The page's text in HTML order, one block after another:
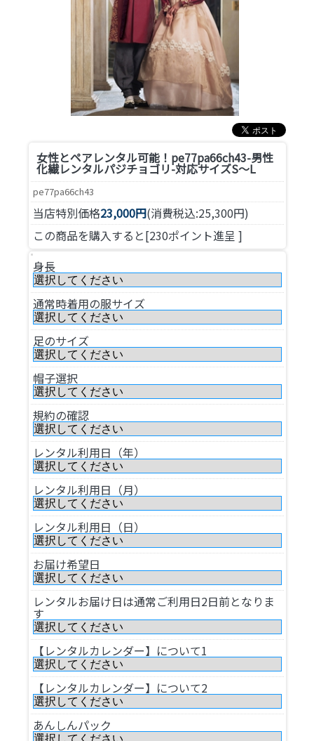
女性とペアレンタル可能！ pe77pa66ch43-男性
化繊レンタルパジチョゴリ-対応サイズS～L
pe77pa66ch43
当店特別価格23,000円(消費税込:25,300円)
この商品を購入すると[230ポイント進呈 ]
身長
通常時着用の服サイズ
足のサイズ
帽子選択
規約の確認
レンタル利用日（年）
レンタル利用日（月）
レンタル利用日（日）
お届け希望日
レンタルお届け日は通常ご利用日2日前となりま
す
【レンタルカレンダー】について1
【レンタルカレンダー】について2
あんしんパック